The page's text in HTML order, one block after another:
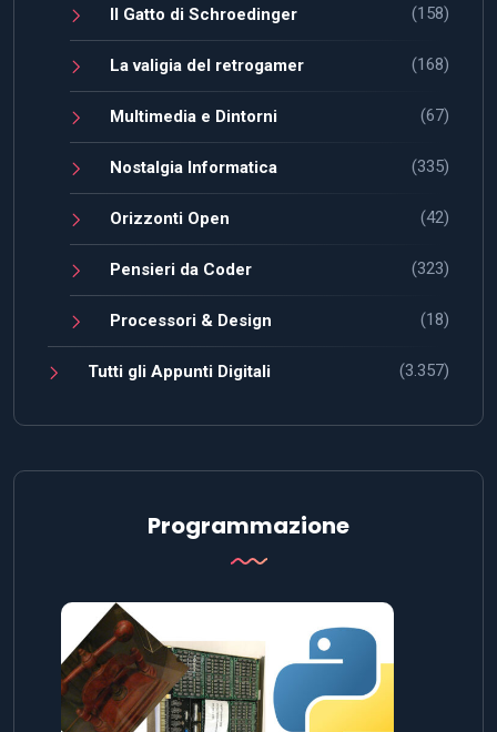
Il Gatto di Schroedinger (158)
La valigia del retrogamer (168)
Multimedia e Dintorni (67)
Nostalgia Informatica (335)
Orizzonti Open (42)
Pensieri da Coder (323)
Processori & Design (18)
Tutti gli Appunti Digitali (3.357)
Programmazione